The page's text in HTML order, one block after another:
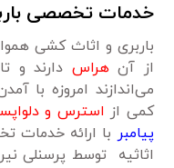
خدمات تخصصی
باربری و اثاث کشی
از آنهراس دارند و
می‌اندازند امروزه با
کمی از استرس و
پیامبر با ارائه خدمات
اثاثیه توسط پرسنلی